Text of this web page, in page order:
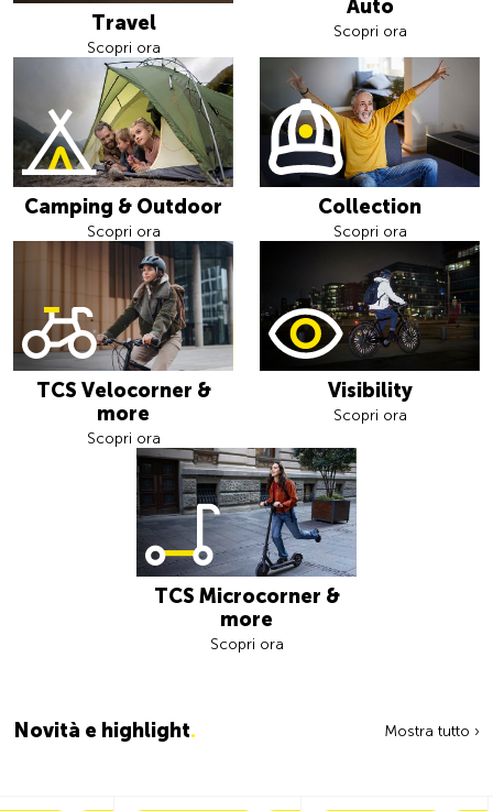
Travel
Scopri ora
Auto
Scopri ora
Camping & Outdoor
Scopri ora
Collection
Scopri ora
TCS Velocorner &
more
Scopri ora
Visibility
Scopri ora
TCS Microcorner &
more
Scopri ora
Novità e highlight. Mostra tutto ›